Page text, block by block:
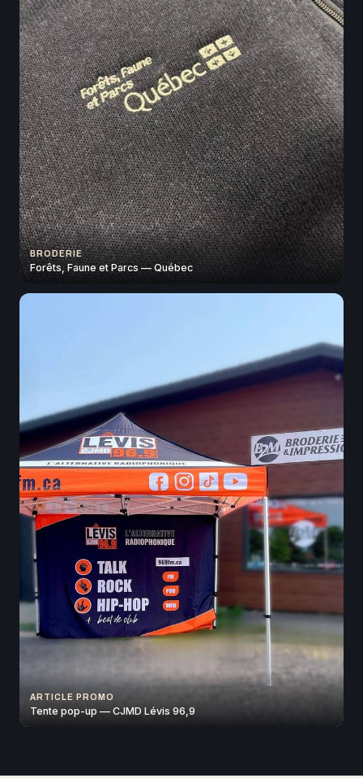
BRODERIE
Forêts, Faune et Parcs — Québec
ARTICLE PROMO
Tente pop-up — CJMD Lévis 96,9